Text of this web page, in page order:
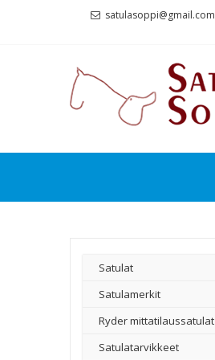
satulasoppi@gmail.com
Satulat
Satulamerkit
Ryder mittatilaussatulat
Satulatarvikkeet
–